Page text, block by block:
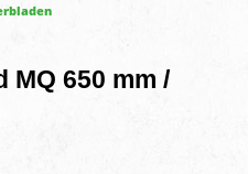
MQ 650 mm /